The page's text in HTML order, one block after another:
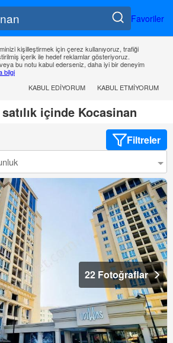
Favoriler
kişilleştirmek için çerez kullanıyoruz, trafiği
içerik ile hedef reklamlar gösteriyoruz.
bu notu kabul ederseniz, daha iyi bir deneyim
bilgi
KABUL EDIYORUM
KABUL ETMIYORUM
içinde Kocasinan
Filtreler
22 Fotoğraflar